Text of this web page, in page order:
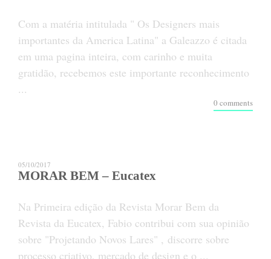
Com a matéria intitulada " Os Designers mais
importantes da America Latina" a Galeazzo é citada
em uma pagina inteira, com carinho e muita
gratidão, recebemos este importante reconhecimento
...
0 comments
05/10/2017
MORAR BEM – Eucatex
Na Primeira edição da Revista Morar Bem da
Revista da Eucatex, Fabio contribui com sua opinião
sobre "Projetando Novos Lares" , discorre sobre
processo criativo, mercado de design e o ...